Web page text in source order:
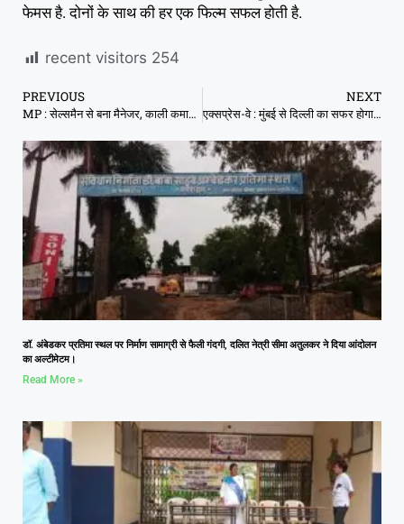
फेमस है. दोनों के साथ की हर एक फिल्म सफल होती है.
recent visitors 254
PREVIOUS
MP : सेल्समैन से बना मैनेजर, काली कमाई से बनायीं अकूत संपत्ति
NEXT
एक्सप्रेस-वे : मुंबई से दिल्ली का सफर होगा सिर्फ 13 घंटे में
डॉ. अंबेडकर प्रतिमा स्थल पर निर्माण सामाग्री से फैली गंदगी, दलित नेत्री सीमा अतुलकर ने दिया आंदोलन
का अल्टीमेटम।
Read More »